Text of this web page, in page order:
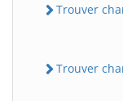
Trouver
Trouver